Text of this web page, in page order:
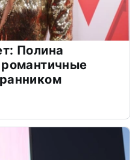
Полина
романтичные